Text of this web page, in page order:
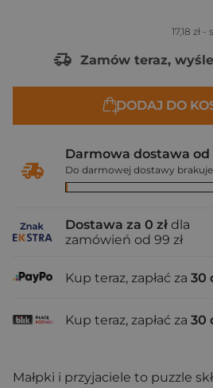
17,18 zł -
Zamów teraz,
DODAJ DO
Darmowa dostawa od
Do darmowej dostawy brakuje
Dostawa za 0 zł dla
zamówień od 99 zł
Kup teraz, zapłać za 30
Kup teraz, zapłać za 30
Małpki i przyjaciele to puzzle